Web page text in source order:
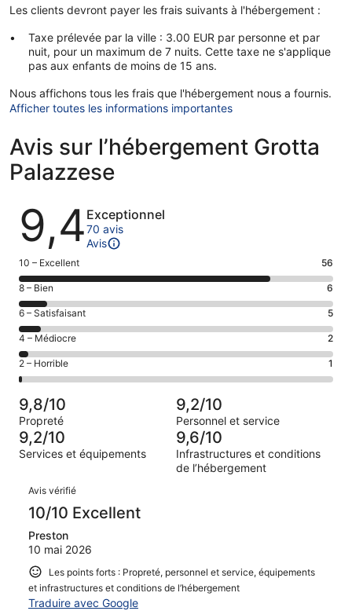
Les clients devront payer les frais suivants à l'hébergement :
Taxe prélevée par la ville : 3.00 EUR par personne et par
nuit, pour un maximum de 7 nuits. Cette taxe ne s'applique
pas aux enfants de moins de 15 ans.
Nous affichons tous les frais que l'hébergement nous a fournis.
Afficher toutes les informations importantes
Avis sur l’hébergement Grotta
Palazzese
Avis
9,4 Exceptionnel
70 avis
Avis
Note
des
voyageurs
de 10
(Excellent),
d’après 56 avis
sur 70.
10 – Excellent 56
Note
des
voyageurs
de 8
(Bien),
d’après 6 avis
sur 70.
8 – Bien 6
Note
des
voyageurs
de 6
(Satisfaisant),
sur 70.
6 – Satisfaisant 5
Note
des
voyageurs
de 4
(Médiocre),
d’après 2 avis
sur 70.
4 – Médiocre 2
Note
des
voyageurs
de 2
(Horrible),
d’après 1 avis
sur 70.
2 – Horrible 1
9,8/10
Propreté
9,2/10
Personnel et service
9,2/10
Services et équipements
9,6/10
Infrastructures et conditions
de l’hébergement
Avis
Avis vérifié
10/10 Excellent
Preston
10 mai 2026
Les points forts : Propreté, personnel et service, équipements
et infrastructures et conditions de l’hébergement
Traduire avec Google